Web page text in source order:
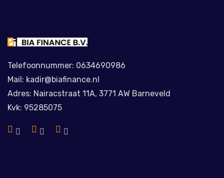
Telefoonnummer: 0634690986
Mail: kadir@biafinance.nl
Adres: Nairacstraat 11A, 3771 AW Barneveld
Kvk: 95285075